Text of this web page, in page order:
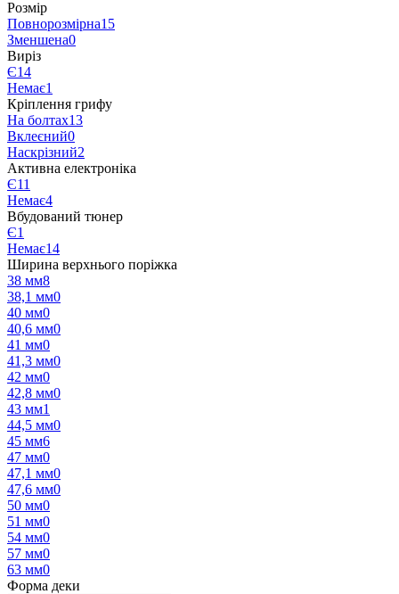
Розмір
Повнорозмірна15
Зменшена0
Виріз
Є14
Немає1
Кріплення грифу
На болтах13
Вклеєний0
Наскрізний2
Активна електроніка
Є11
Немає4
Вбудований тюнер
Є1
Немає14
Ширина верхнього поріжка
38 мм8
38,1 мм0
40 мм0
40,6 мм0
41 мм0
41,3 мм0
42 мм0
42,8 мм0
43 мм1
44,5 мм0
45 мм6
47 мм0
47,1 мм0
47,6 мм0
50 мм0
51 мм0
54 мм0
57 мм0
63 мм0
Форма деки